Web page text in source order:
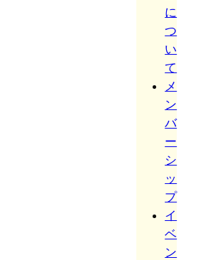
に
つ
い
て
メ
ン
バ
ー
シ
ッ
プ
イ
ベ
ン